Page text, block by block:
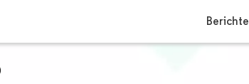
Berichte